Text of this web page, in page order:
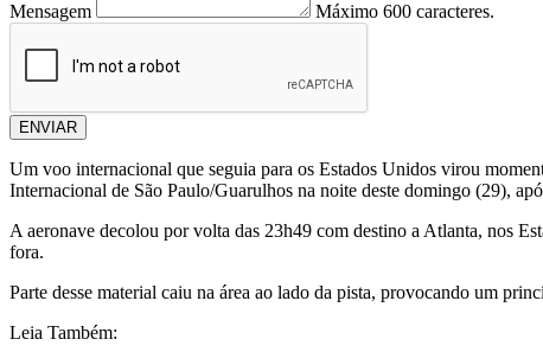
Mensagem Máximo 600 caracteres.
ENVIAR
Um voo internacional que seguia para os Estados Unidos virou
Internacional de São Paulo/Guarulhos na noite deste domingo (29),
A aeronave decolou por volta das 23h49 com destino a Atlanta, nos
fora.
Parte desse material caiu na área ao lado da pista, provocando um
Leia Também: